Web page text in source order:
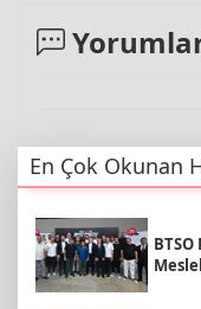
En Çok Okunan